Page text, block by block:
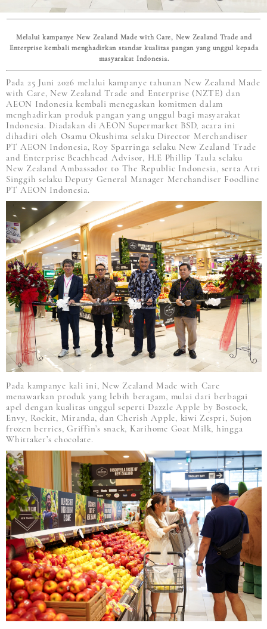
Melalui kampanye New Zealand Made with Care, New Zealand Trade and
Enterprise kembali menghadirkan standar kualitas pangan yang unggul kepada
masyarakat Indonesia.
Pada 25 Juni 2026 melalui kampanye tahunan New Zealand Made
with Care, New Zealand Trade and Enterprise (NZTE) dan
AEON Indonesia kembali menegaskan komitmen dalam
menghadirkan produk pangan yang unggul bagi masyarakat
Indonesia. Diadakan di AEON Supermarket BSD, acara ini
dihadiri oleh Osamu Okushima selaku Director Merchandiser
PT AEON Indonesia, Roy Sparringa selaku New Zealand Trade
and Enterprise Beachhead Advisor, H.E Phillip Taula selaku
New Zealand Ambassador to The Republic Indonesia, serta Atri
Singgih selaku Deputy General Manager Merchandiser Foodline
PT AEON Indonesia.
Pada kampanye kali ini, New Zealand Made with Care
menawarkan produk yang lebih beragam, mulai dari berbagai
apel dengan kualitas unggul seperti Dazzle Apple by Bostock,
Envy, Rockit, Miranda, dan Cherish Apple, kiwi Zespri, Sujon
frozen berries, Griffin’s snack, Karihome Goat Milk, hingga
Whittaker’s chocolate.